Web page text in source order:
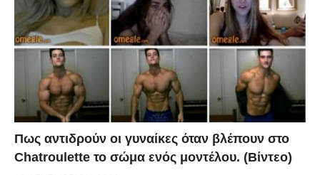
Πως αντιδρούν οι γυναίκες όταν βλέπουν στο
Chatroulette το σώμα ενός μοντέλου. (Βίντεο)